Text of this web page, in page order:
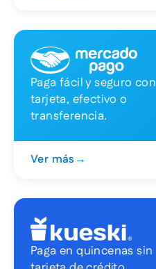
Paga fácil y seguro con
tarjeta, efectivo o
transferencia.
Ver más →
Paga en quincenas sin